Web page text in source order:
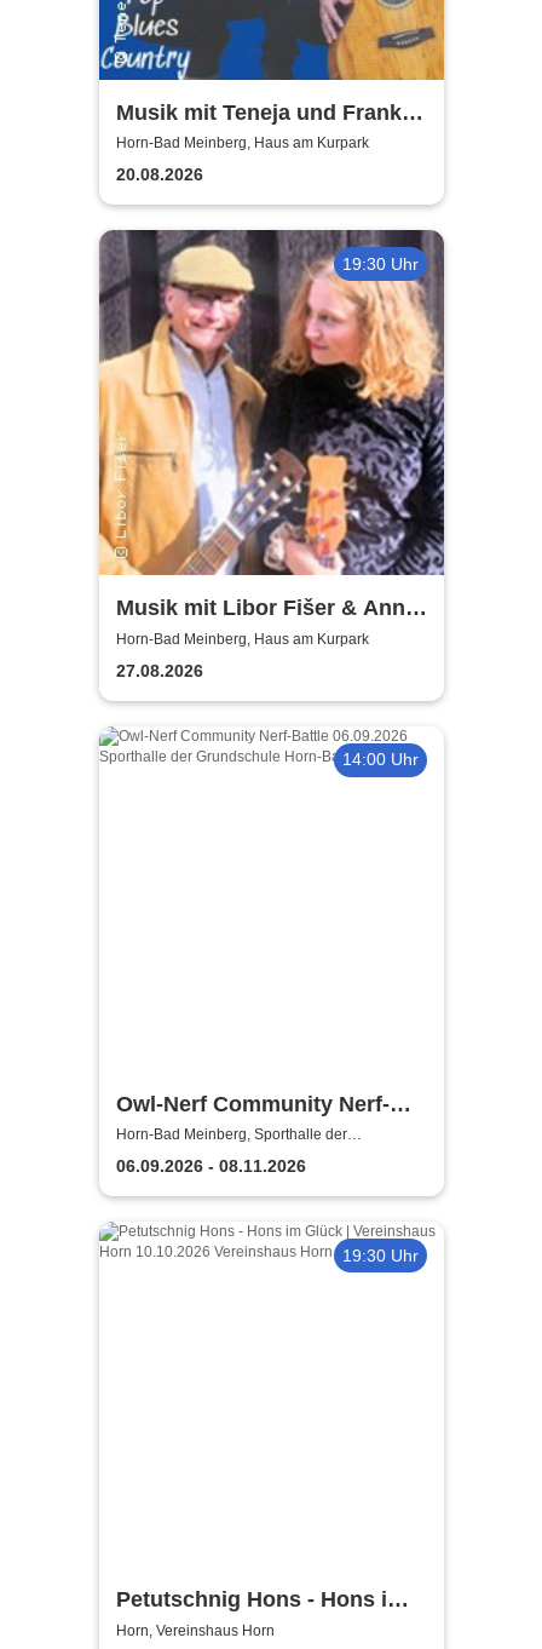
Musik mit Teneja und Frank |
Haus am Kurpark
Horn-Bad Meinberg, Haus am Kurpark
20.08.2026
19:30 Uhr
Musik mit Libor Fišer & Anna
Fišerová
Horn-Bad Meinberg, Haus am Kurpark
27.08.2026
14:00 Uhr
Owl-Nerf Community Nerf-
Battle | O.N.C September
Battle 2026
Horn-Bad Meinberg, Sporthalle der
Grundschule Horn-Bad Meinberg
06.09.2026 - 08.11.2026
19:30 Uhr
Petutschnig Hons - Hons im
Glück
Horn, Vereinshaus Horn